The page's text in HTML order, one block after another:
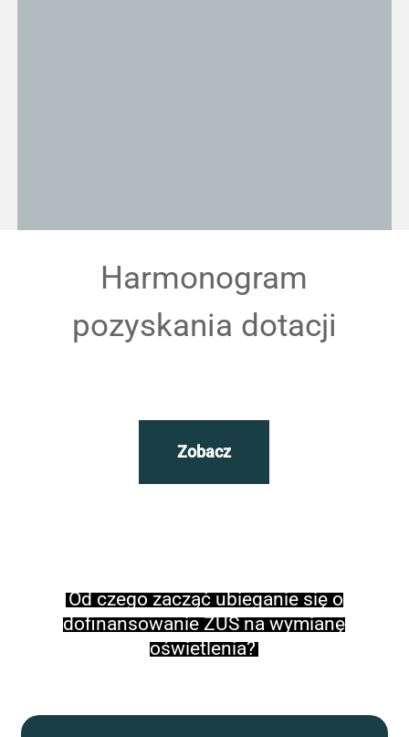
Harmonogram
pozyskania dotacji
Zobacz
Od czego zacząć ubieganie się o
dofinansowanie ZUS na wymianę
oświetlenia?